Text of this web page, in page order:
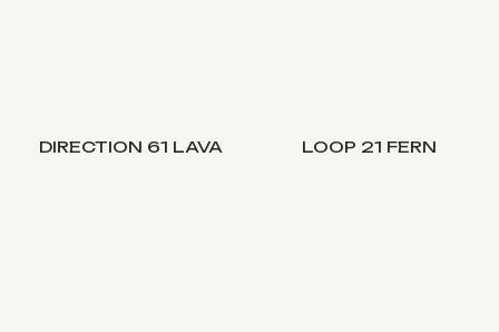
DIRECTION 61 LAVA LOOP 21 FERN